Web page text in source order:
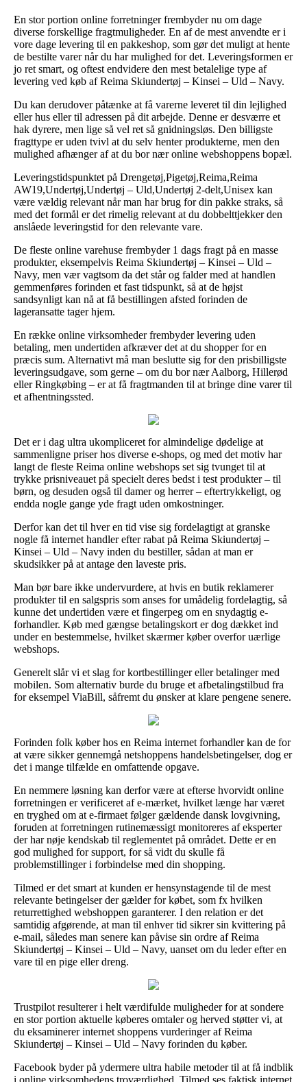
En stor portion online forretninger frembyder nu om dage
diverse forskellige fragtmuligheder. En af de mest anvendte er i
vore dage levering til en pakkeshop, som gør det muligt at hente
de bestilte varer når du har mulighed for det. Leveringsformen er
jo ret smart, og oftest endvidere den mest betalelige type af
levering ved køb af Reima Skiundertøj – Kinsei – Uld – Navy.
Du kan derudover påtænke at få varerne leveret til din lejlighed
eller hus eller til adressen på dit arbejde. Denne er desværre et
hak dyrere, men lige så vel ret så gnidningsløs. Den billigste
fragttype er uden tvivl at du selv henter produkterne, men den
mulighed afhænger af at du bor nær online webshoppens bopæl.
Leveringstidspunktet på Drengetøj,Pigetøj,Reima,Reima
AW19,Undertøj,Undertøj – Uld,Undertøj 2-delt,Unisex kan
være vældig relevant når man har brug for din pakke straks, så
med det formål er det rimelig relevant at du dobbelttjekker den
anslåede leveringstid for den relevante vare.
De fleste online varehuse frembyder 1 dags fragt på en masse
produkter, eksempelvis Reima Skiundertøj – Kinsei – Uld –
Navy, men vær vagtsom da det står og falder med at handlen
gemmenføres forinden et fast tidspunkt, så at de højst
sandsynligt kan nå at få bestillingen afsted forinden de
lageransatte tager hjem.
En række online virksomheder frembyder levering uden
betaling, men undertiden afkræver det at du shopper for en
præcis sum. Alternativt må man beslutte sig for den prisbilligste
leveringsudgave, som gerne – om du bor nær Aalborg, Hillerød
eller Ringkøbing – er at få fragtmanden til at bringe dine varer til
et afhentningssted.
Det er i dag ultra ukompliceret for almindelige dødelige at
sammenligne priser hos diverse e-shops, og med det motiv har
langt de fleste Reima online webshops set sig tvunget til at
trykke prisniveauet på specielt deres bedst i test produkter – til
børn, og desuden også til damer og herrer – eftertrykkeligt, og
endda nogle gange yde fragt uden omkostninger.
Derfor kan det til hver en tid vise sig fordelagtigt at granske
nogle få internet handler efter rabat på Reima Skiundertøj –
Kinsei – Uld – Navy inden du bestiller, sådan at man er
skudsikker på at antage den laveste pris.
Man bør bare ikke undervurdere, at hvis en butik reklamerer
produkter til en salgspris som anses for umådelig fordelagtig, så
kunne det undertiden være et fingerpeg om en snydagtig e-
forhandler. Køb med gængse betalingskort er dog dækket ind
under en bestemmelse, hvilket skærmer køber overfor uærlige
webshops.
Generelt slår vi et slag for kortbestillinger eller betalinger med
mobilen. Som alternativ burde du bruge et afbetalingstilbud fra
for eksempel ViaBill, såfremt du ønsker at klare pengene senere.
Forinden folk køber hos en Reima internet forhandler kan de for
at være sikker gennemgå netshoppens handelsbetingelser, dog er
det i mange tilfælde en omfattende opgave.
En nemmere løsning kan derfor være at efterse hvorvidt online
forretningen er verificeret af e-mærket, hvilket længe har været
en tryghed om at e-firmaet følger gældende dansk lovgivning,
foruden at forretningen rutinemæssigt monitoreres af eksperter
der har nøje kendskab til reglementet på området. Dette er en
god mulighed for support, for så vidt du skulle få
problemstillinger i forbindelse med din shopping.
Tilmed er det smart at kunden er hensynstagende til de mest
relevante betingelser der gælder for købet, som fx hvilken
returrettighed webshoppen garanterer. I den relation er det
samtidig afgørende, at man til enhver tid sikrer sin kvittering på
e-mail, således man senere kan påvise sin ordre af Reima
Skiundertøj – Kinsei – Uld – Navy, uanset om du leder efter en
vare til en pige eller dreng.
Trustpilot resulterer i helt værdifulde muligheder for at sondere
en stor portion aktuelle køberes omtaler og herved støtter vi, at
du eksaminerer internet shoppens vurderinger af Reima
Skiundertøj – Kinsei – Uld – Navy forinden du køber.
Facebook byder på ydermere ultra habile metoder til at få indblik
i online virksomhedens troværdighed. Tilmed ses faktisk internet